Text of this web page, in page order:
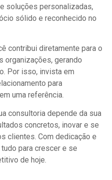
soluções personalizadas,
sólido e reconhecido no
contribui diretamente para o
organizações, gerando
Por isso, invista em
para
uma referência.
consultoria depende da sua
concretos, inovar e se
clientes. Com dedicação e
para crescer e se
de hoje.